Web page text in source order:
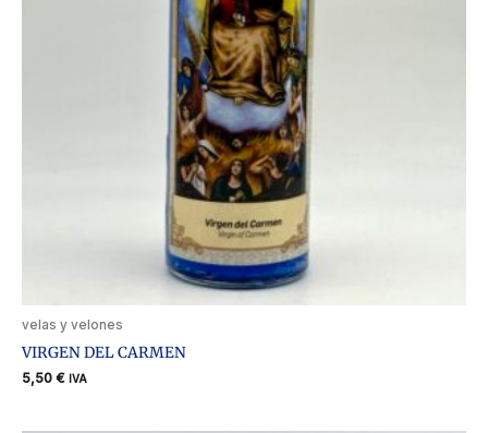
velas y velones
VIRGEN DEL CARMEN
5,50 € IVA